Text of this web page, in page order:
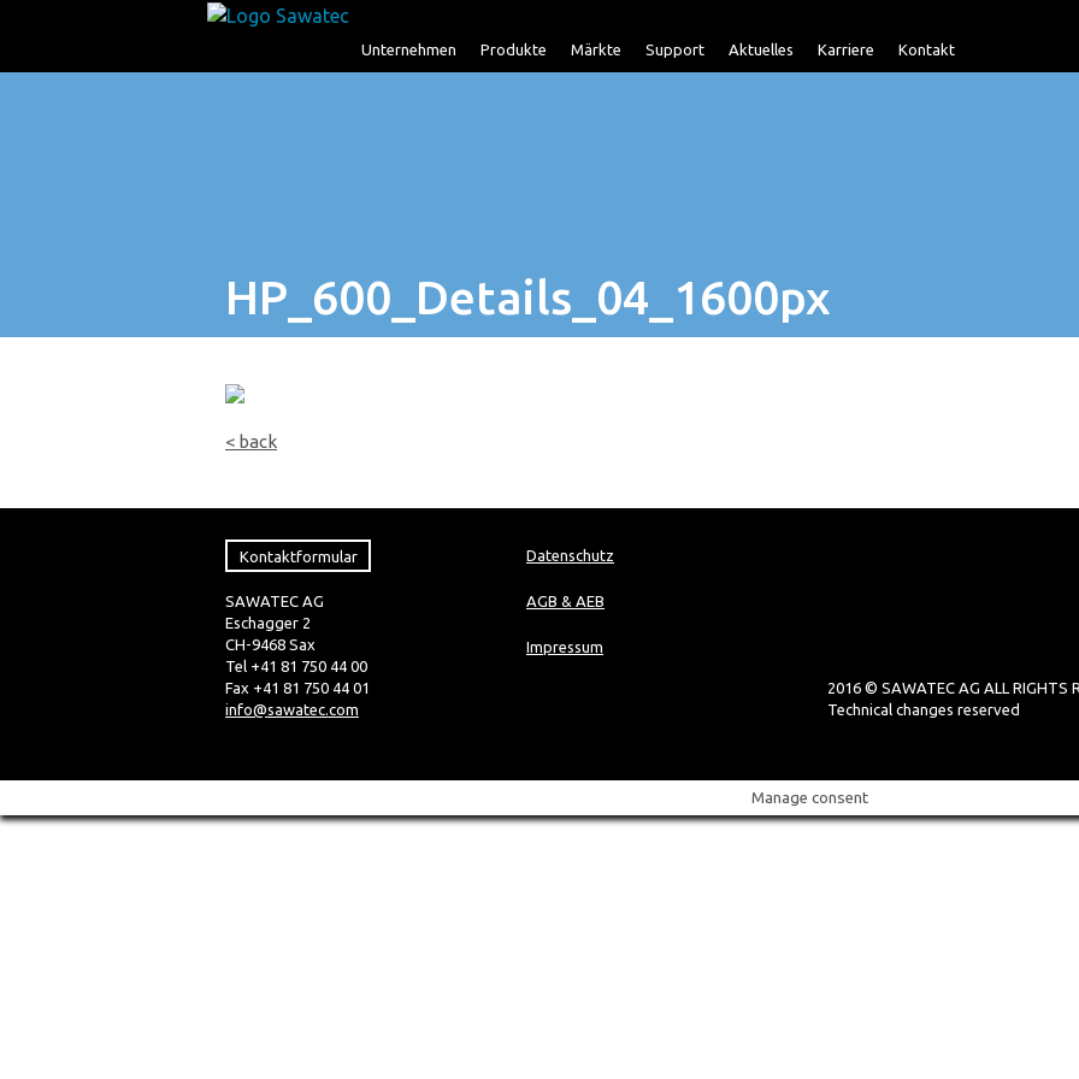
Unternehmen Produkte Märkte Support Aktuelles Karriere Kontakt
HP_600_Details_04_1600px
< back
Kontaktformular
SAWATEC AG
Eschagger 2
CH-9468 Sax
Tel +41 81 750 44 00
Fax +41 81 750 44 01
info@sawatec.com
Datenschutz
AGB & AEB
Impressum
2016 © SAWATEC AG ALL RIGHTS
Technical changes reserved
Manage consent